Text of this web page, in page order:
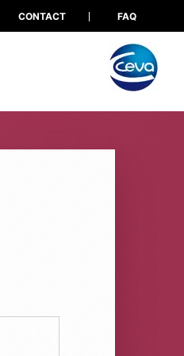
CONTACT FAQ